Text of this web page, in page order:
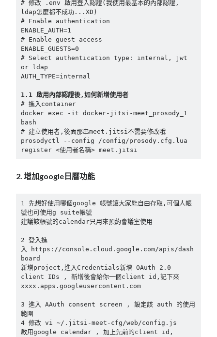
# 修改 .env 啟用登入認證(我使用最基本的內部認證,
ldap怎麼都不成功...XD)
# Enable authentication
ENABLE_AUTH=1
# Enable guest access
ENABLE_GUESTS=0
# Select authentication type: internal, jwt
or ldap
AUTH_TYPE=internal
1.1 啟用內部認證後,如何新增使用者
# 進入container
docker exec -it docker-jitsi-meet_prosody_1
bash
# 建立使用者,後面那串meet.jitsi不需要修改哦
prosodyctl --config /config/prosody.cfg.lua
register <使用者名稱> meet.jitsi
2. 增加google日曆功能
1 先想好使用哪個google 帳號讓大家能自由存取,可個人帳
號也可使用g suite帳號
建議該帳號的calendar只用來預約會議室使用
2 登入進
入 https://console.cloud.google.com/apis/dash
board
新增project,進入Credentials新增 OAuth 2.0
client IDs , 新增後會給你一個client id,記下來
xxxx.apps.googleusercontent.com
3 進入 AAuth consent screen , 設定該 auth 的使用
範圍
4 修改 vi ~/.jitsi-meet-cfg/web/config.js